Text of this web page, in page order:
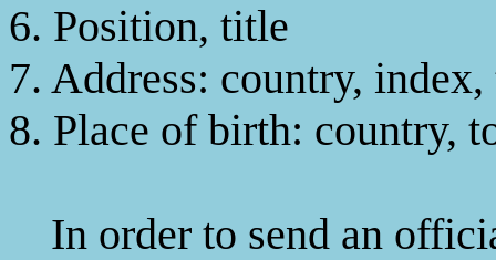
6. Position, title
7. Address: country,
8. Place of birth: country,
In order to send an